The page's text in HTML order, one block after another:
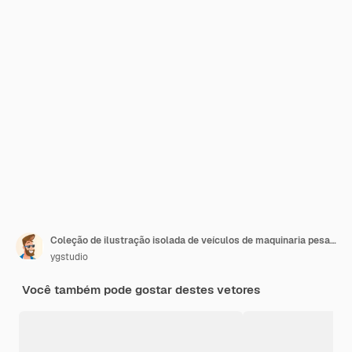
Coleção de ilustração isolada de veículos de maquinaria pesada de construção
ygstudio
Você também pode gostar destes vetores